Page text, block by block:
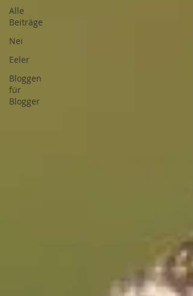
Alle
Beiträge
Nei
Eeler
Bloggen
für
Blogger